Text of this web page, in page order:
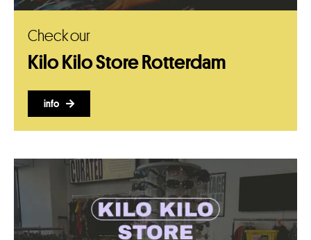
Check our
Kilo Kilo Store Rotterdam
info